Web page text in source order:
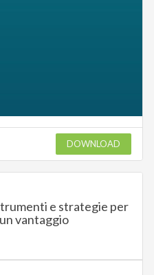
DOWNLOAD
e strategie per
vantaggio